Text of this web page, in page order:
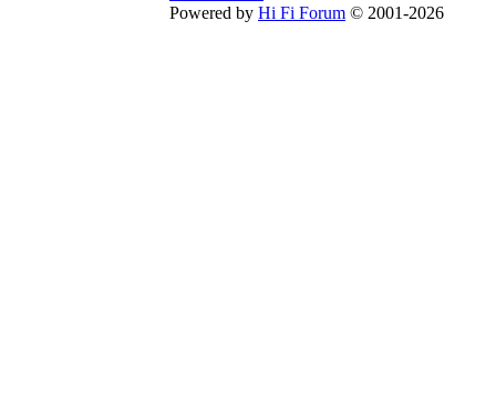
Powered by Hi Fi Forum © 2001-2026